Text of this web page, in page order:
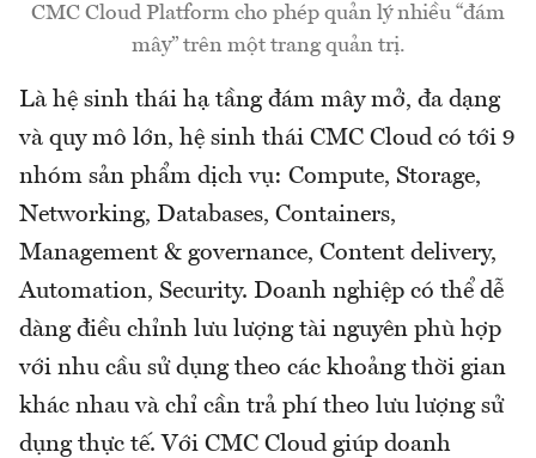
CMC Cloud Platform cho phép quản lý nhiều “đám
mây” trên một trang quản trị.
Là hệ sinh thái hạ tầng đám mây mở, đa dạng
và quy mô lớn, hệ sinh thái CMC Cloud có tới 9
nhóm sản phẩm dịch vụ: Compute, Storage,
Networking, Databases, Containers,
Management & governance, Content delivery,
Automation, Security. Doanh nghiệp có thể dễ
dàng điều chỉnh lưu lượng tài nguyên phù hợp
với nhu cầu sử dụng theo các khoảng thời gian
khác nhau và chỉ cần trả phí theo lưu lượng sử
dụng thực tế. Với CMC Cloud giúp doanh